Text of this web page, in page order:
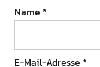
Name *
E-Mail-Adresse *